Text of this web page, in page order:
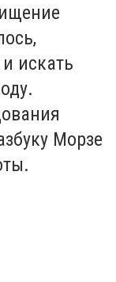
искать
Морзе